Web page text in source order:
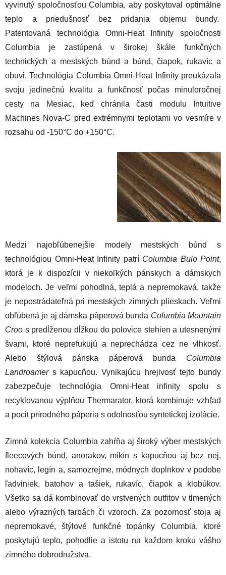
vyvinutý spoločnosťou Columbia, aby poskytoval optimálne
teplo a priedušnosť bez pridania objemu bundy.
Patentovaná technológia Omni-Heat Infinity spoločnosti
Columbia je zastúpená v širokej škále funkčných
technických a mestských búnd a búnd, čiapok, rukavíc a
obuvi. Technológia Columbia Omni-Heat Infinity preukázala
svoju jedinečnú kvalitu a funkčnosť počas minuloročnej
cesty na Mesiac, keď chránila časti modulu Intuitive
Machines Nova-C pred extrémnymi teplotami vo vesmíre v
rozsahu od -150°C do +150°C.
Medzi najobľúbenejšie modely mestských búnd s
technológiou Omni-Heat Infinity patrí Columbia Bulo Point,
ktorá je k dispozícii v niekoľkých pánskych a dámskych
modeloch. Je veľmi pohodlná, teplá a nepremokavá, takže
je nepostrádateľná pri mestských zimných plieskach. Veľmi
obľúbená je aj dámska páperová bunda Columbia Mountain
Croo s predĺženou dĺžkou do polovice stehien a utesnenými
švami, ktoré neprefukujú a neprechádza cez ne vlhkosť.
Alebo štýlová pánska páperová bunda Columbia
Landroamer s kapucňou. Vynikajúcu hrejivosť tejto bundy
zabezpečuje technológia Omni-Heat infinity spolu s
recyklovanou výplňou Thermarator, ktorá kombinuje vzhľad
a pocit prírodného páperia s odolnosťou syntetickej izolácie.
Zimná kolekcia Columbia zahŕňa aj široký výber mestských
fleecových búnd, anorakov, mikín s kapucňou aj bez nej,
nohavíc, legín a, samozrejme, módnych doplnkov v podobe
ľadviniek, batohov a tašiek, rukavíc, čiapok a klobúkov.
Všetko sa dá kombinovať do vrstvených outfitov v tlmených
alebo výrazných farbách či vzoroch. Za pozornosť stoja aj
nepremokavé, štýlové funkčné topánky Columbia, ktoré
poskytujú teplo, pohodlie a istotu na každom kroku vášho
zimného dobrodružstva.